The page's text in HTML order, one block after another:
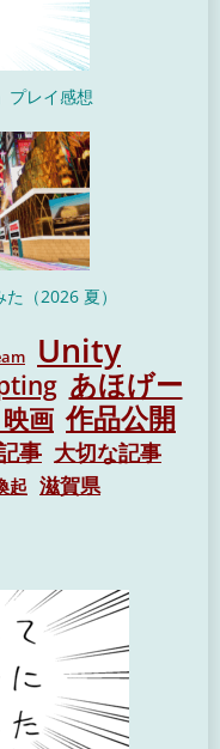
プレイ感想
（2026 夏）
Unity
あほげー
画 作品公開
事 大切な記事
起 滋賀県